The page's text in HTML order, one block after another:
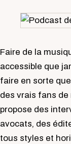
Faire de la
accessible que
faire en sorte
des vrais fans de
propose des
avocats, des
tous styles et